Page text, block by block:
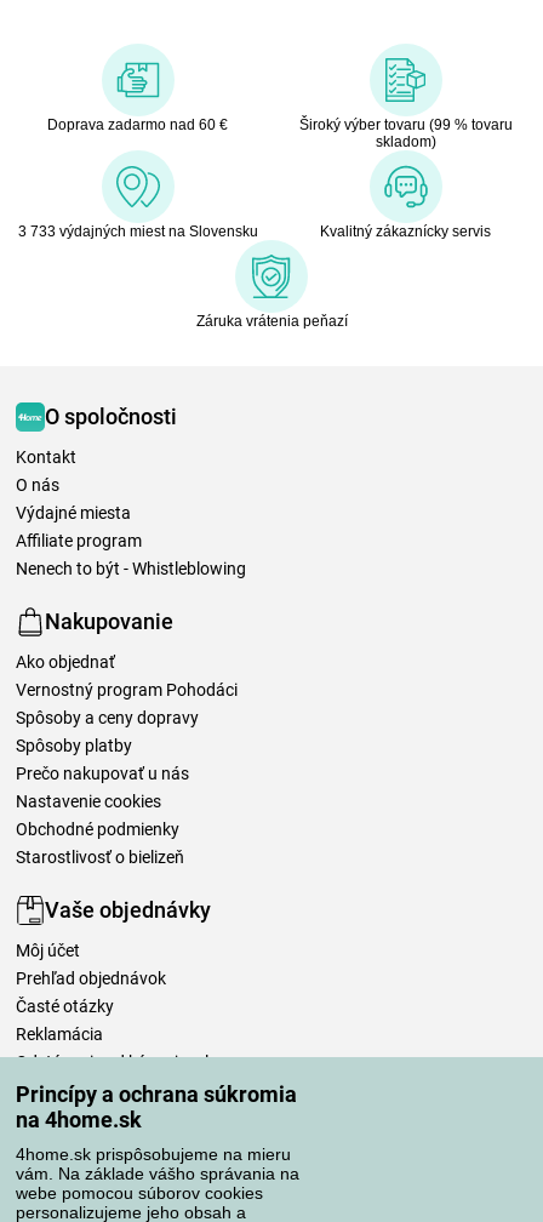
Princípy a ochrana súkromia
na 4home.sk
4home.sk prispôsobujeme na mieru
vám. Na základe vášho správania na
webe pomocou súborov cookies
personalizujeme jeho obsah a
Doprava zadarmo nad 60 €
Široký výber tovaru (99 % tovaru
skladom)
3 733 výdajných miest na Slovensku Kvalitný zákaznícky servis
Záruka vrátenia peňazí
O spoločnosti
Kontakt
O nás
Výdajné miesta
Affiliate program
Nenech to být - Whistleblowing
Nakupovanie
Ako objednať
Vernostný program Pohodáci
Spôsoby a ceny dopravy
Spôsoby platby
Prečo nakupovať u nás
Nastavenie cookies
Obchodné podmienky
Starostlivosť o bielizeň
Vaše objednávky
Môj účet
Prehľad objednávok
Časté otázky
Reklamácia
Odstúpenie od kúpnej zmluvy
Pravidlá spracovania recenzií
Spôsoby dopravy